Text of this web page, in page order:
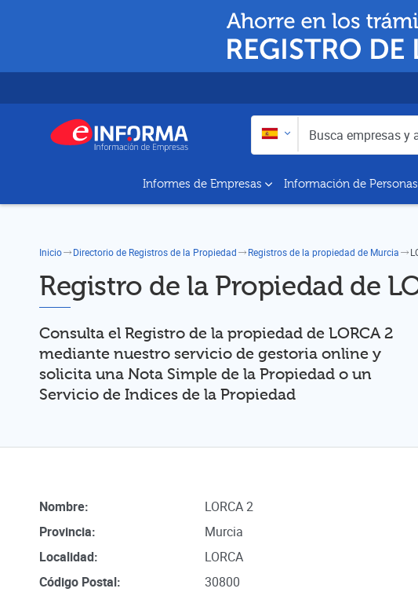
Informes de Empresas Información de Personas
Inicio Directorio de Registros de la Propiedad Registros de la propiedad de Murcia
Registro de la Propiedad de
Consulta el Registro de la propiedad de LORCA 2
mediante nuestro servicio de gestoria online y
solicita una Nota Simple de la Propiedad o un
Servicio de Indices de la Propiedad
Nombre:
LORCA 2
Provincia:
Murcia
Localidad:
LORCA
Código Postal:
30800